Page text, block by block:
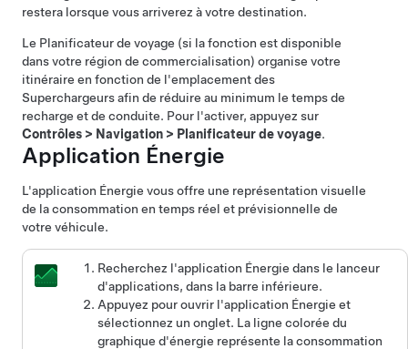
restera lorsque vous arriverez à votre destination.
Le Planificateur de voyage (si la fonction est disponible
dans votre région de commercialisation) organise votre
itinéraire en fonction de l'emplacement des
Superchargeurs afin de réduire au minimum le temps de
recharge et de conduite. Pour l'activer, appuyez sur
Contrôles > Navigation > Planificateur de voyage.
Application Énergie
L'application Énergie vous offre une représentation visuelle
de la consommation en temps réel et prévisionnelle de
votre véhicule.
Recherchez l'application Énergie dans le lanceur
d'applications, dans la barre inférieure.
Appuyez pour ouvrir l'application Énergie et
sélectionnez un onglet. La ligne colorée du
graphique d'énergie représente la consommation